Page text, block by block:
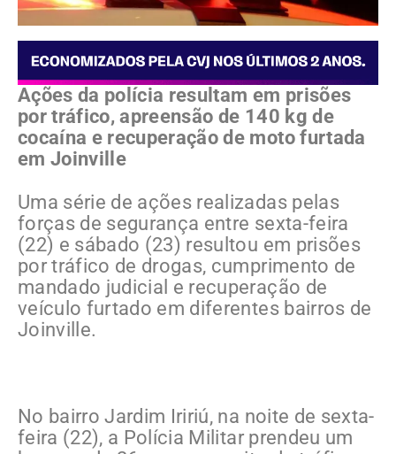
Ações da polícia resultam em prisões
por tráfico, apreensão de 140 kg de
cocaína e recuperação de moto furtada
em Joinville
Uma série de ações realizadas pelas
forças de segurança entre sexta-feira
(22) e sábado (23) resultou em prisões
por tráfico de drogas, cumprimento de
mandado judicial e recuperação de
veículo furtado em diferentes bairros de
Joinville.
No bairro Jardim Iririú, na noite de sexta-
feira (22), a Polícia Militar prendeu um